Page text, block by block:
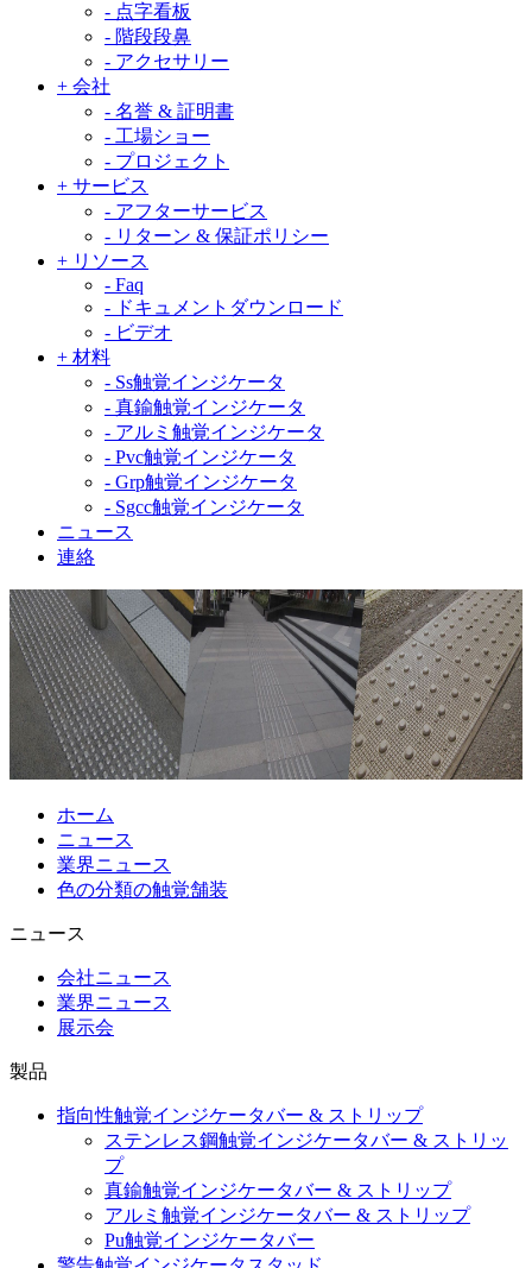
- 点字看板
- 階段段鼻
- アクセサリー
+ 会社
- 名誉 & 証明書
- 工場ショー
- プロジェクト
+ サービス
- アフターサービス
- リターン & 保証ポリシー
+ リソース
- Faq
- ドキュメントダウンロード
- ビデオ
+ 材料
- Ss触覚インジケータ
- 真鍮触覚インジケータ
- アルミ触覚インジケータ
- Pvc触覚インジケータ
- Grp触覚インジケータ
- Sgcc触覚インジケータ
ニュース
連絡
ホーム
ニュース
業界ニュース
色の分類の触覚舗装
ニュース
会社ニュース
業界ニュース
展示会
製品
指向性触覚インジケータバー & ストリップ
ステンレス鋼触覚インジケータバー & ストリッ
プ
真鍮触覚インジケータバー & ストリップ
アルミ触覚インジケータバー & ストリップ
Pu触覚インジケータバー